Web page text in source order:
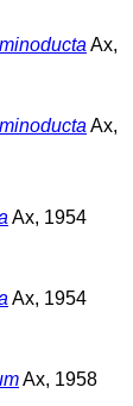
Ax,
Ax,
Ax, 1954
Ax, 1954
Ax, 1958